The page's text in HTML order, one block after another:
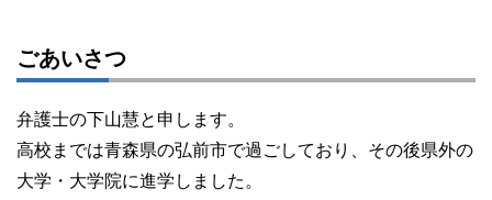
ごあいさつ
弁護士の下山慧と申します。
高校までは青森県の弘前市で過ごしており、その後県外の
大学・大学院に進学しました。